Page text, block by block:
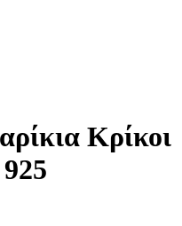
Κρίκοι